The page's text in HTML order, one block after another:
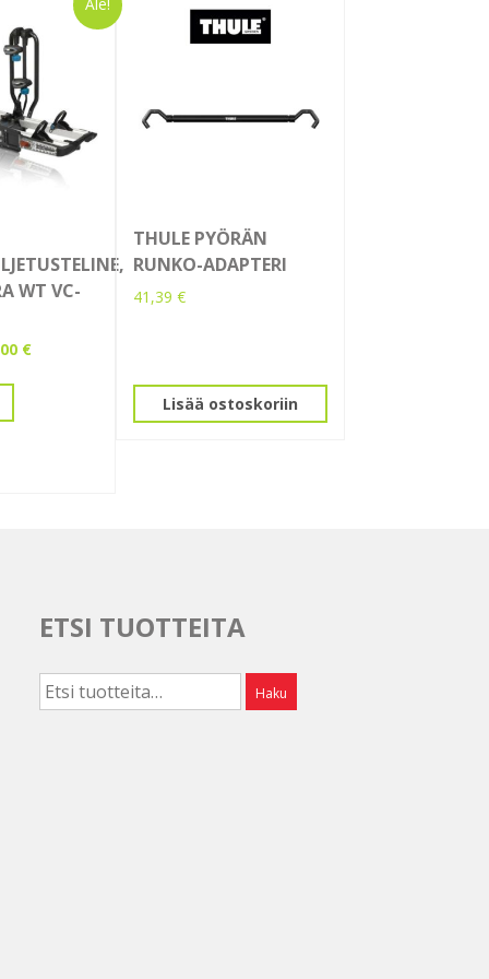
WT VC-
€.
€Nykyinen
THULE PYÖRÄN
RUNKO-ADAPTERI
41,39 €
Lisää ostoskoriin
ETSI TUOTTEITA
Etsi: Haku